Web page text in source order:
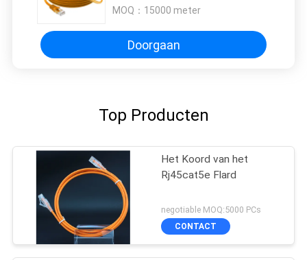
MOQ： 15000 meter
Doorgaan
Top Producten
Het Koord van het
Rj45cat5e Flard
negotiable MOQ:5000 PCs
CONTACT